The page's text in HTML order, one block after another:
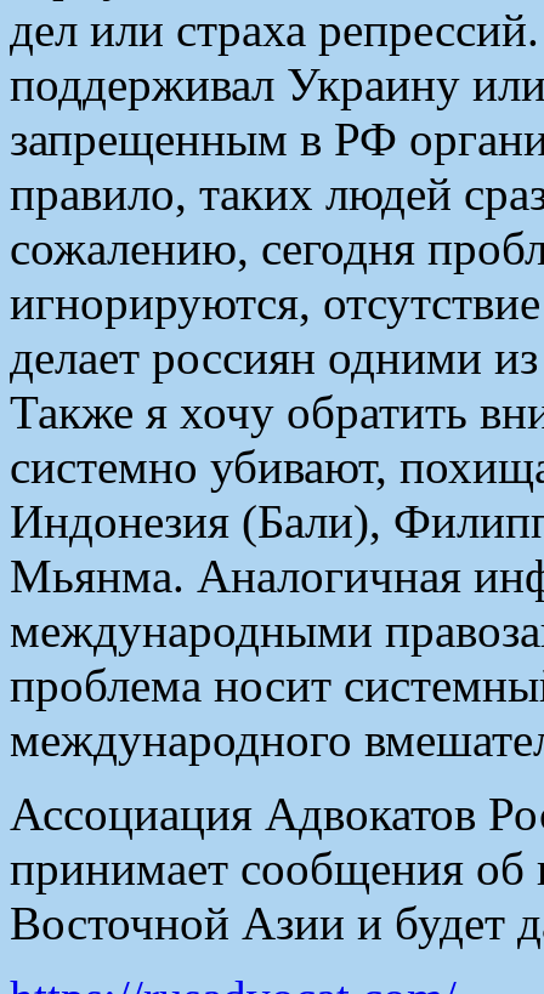
дел или страха
поддерживал Украину
запрещенным в РФ
правило, таких людей
сожалению, сегодня
игнорируются,
делает россиян одними
Также я хочу обратить
системно убивают,
Индонезия (Бали),
Мьянма. Аналогичная
международными
проблема носит
международного
Ассоциация Адвокатов
принимает сообщения об
Восточной Азии и будет